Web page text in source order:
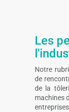
Les
Notre
de
de la
machines